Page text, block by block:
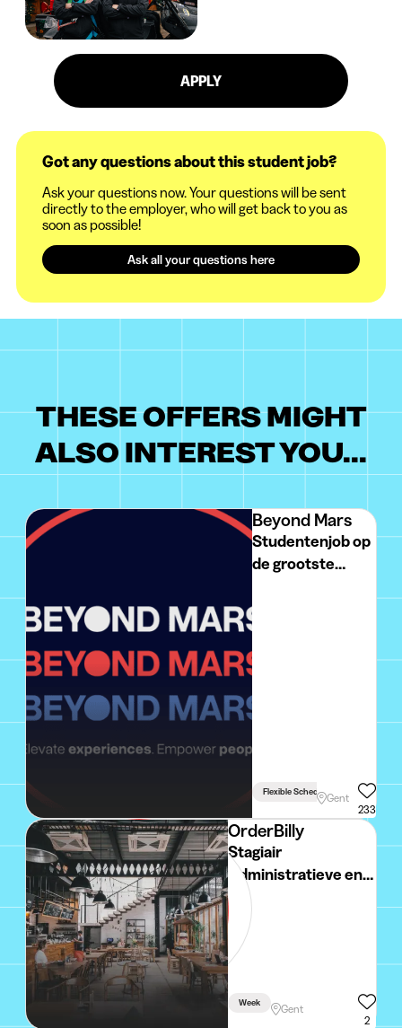
APPLY
Got any questions about this student job?
Ask your questions now. Your questions will be sent
directly to the employer, who will get back to you as
soon as possible!
Ask all your questions here
THESE OFFERS MIGHT
ALSO INTEREST YOU...
Beyond Mars
Studentenjob op
de grootste
Beyond Mars
(GENT)
Flexible ScheduleGent
233
OrderBilly
Stagiair
Administratieve en
Praktische
Ondersteuning
Week
Gent
2